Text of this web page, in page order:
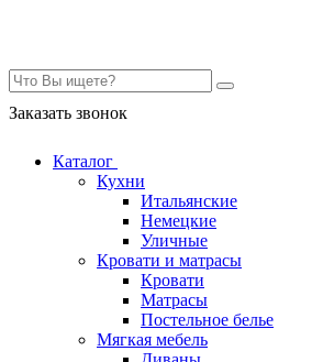
Заказать звонок
Каталог
Кухни
Итальянские
Немецкие
Уличные
Кровати и матрасы
Кровати
Матрасы
Постельное белье
Мягкая мебель